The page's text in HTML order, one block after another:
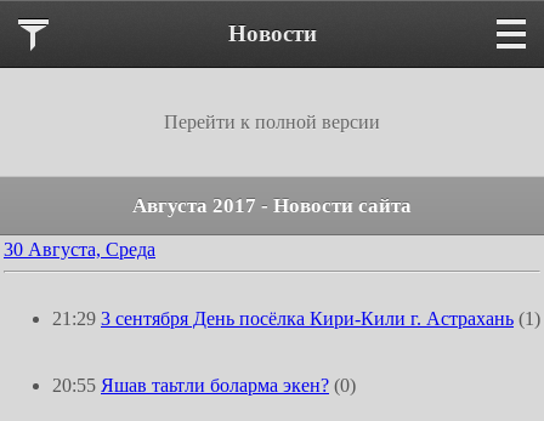
Новости
Перейти к полной версии
Августа 2017 - Новости сайта
30 Августа, Среда
21:29 3 сентября День посёлка Кири-Кили г. Астрахань (1)
20:55 Яшав таьтли боларма экен? (0)